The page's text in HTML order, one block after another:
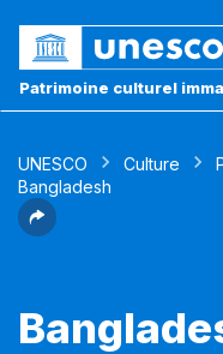
Patrimoine culturel
UNESCO Culture
Bangladesh